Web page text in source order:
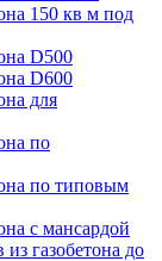
150 кв м под
D500
D600
для
по
по типовым
с мансардой
газобетона до